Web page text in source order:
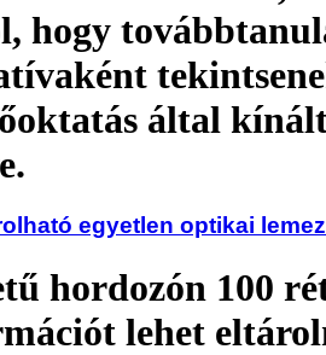
hogy
által
egyetlen optikai
hordozón 100
lehet